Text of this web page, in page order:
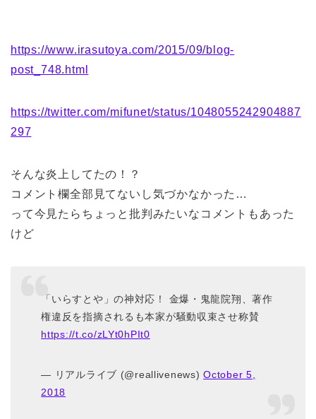
https://www.irasutoya.com/2015/09/blog-
post_748.html
https://twitter.com/mifunet/status/1048055242904887
297
そんな炎上してたの！？
コメント欄全部見てないし気づかなかった…
って今見たらちょっと批判みたいなコメントもあった
けど
「いらすとや」の神対応！ 金爆・鬼龍院翔、著作
権違反を指摘されるも本家が騒動収束させ称賛
https://t.co/zLYt0hPIt0
— リアルライブ (@reallivenews)October 5,
2018